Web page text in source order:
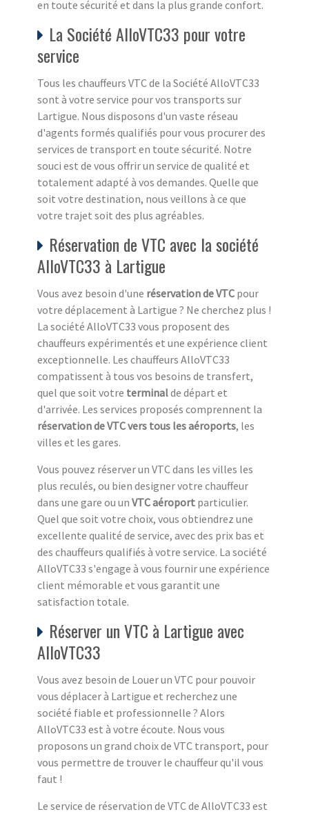
en toute sécurité et dans la plus grande confort.
La Société AlloVTC33 pour votre
service
Tous les chauffeurs VTC de la Société AlloVTC33
sont à votre service pour vos transports sur
Lartigue. Nous disposons d'un vaste réseau
d'agents formés qualifiés pour vous procurer des
services de transport en toute sécurité. Notre
souci est de vous offrir un service de qualité et
totalement adapté à vos demandes. Quelle que
soit votre destination, nous veillons à ce que
votre trajet soit des plus agréables.
Réservation de VTC avec la société
AlloVTC33 à Lartigue
Vous avez besoin d'une réservation de VTC pour
votre déplacement à Lartigue ? Ne cherchez plus !
La société AlloVTC33 vous proposent des
chauffeurs expérimentés et une expérience client
exceptionnelle. Les chauffeurs AlloVTC33
compatissent à tous vos besoins de transfert,
quel que soit votre terminalde départ et
d'arrivée. Les services proposés comprennent la
réservation de VTC vers tous les aéroports, les
villes et les gares.
Vous pouvez réserver un VTC dans les villes les
plus reculés, ou bien designer votre chauffeur
dans une gare ou un VTC aéroport particulier.
Quel que soit votre choix, vous obtiendrez une
excellente qualité de service, avec des prix bas et
des chauffeurs qualifiés à votre service. La société
AlloVTC33 s'engage à vous fournir une expérience
client mémorable et vous garantit une
satisfaction totale.
Réserver un VTC à Lartigue avec
AlloVTC33
Vous avez besoin de Louer un VTC pour pouvoir
vous déplacer à Lartigue et recherchez une
société fiable et professionnelle ? Alors
AlloVTC33 est à votre écoute. Nous vous
proposons un grand choix de VTC transport, pour
vous permettre de trouver le chauffeur qu'il vous
faut !
Le service de réservation de VTC de AlloVTC33 est